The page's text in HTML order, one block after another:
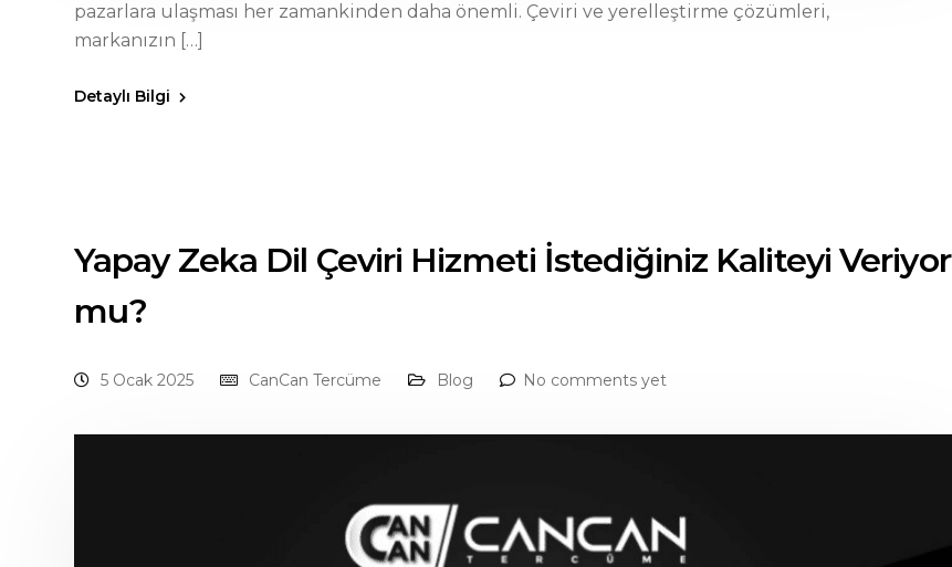
pazarlara ulaşması her zamankinden daha önemli. Çeviri ve yerelleştirme çözümleri,
markanızın […]
Detaylı Bilgi
Yapay Zeka Dil Çeviri Hizmeti İstediğiniz Kaliteyi Veriyor
mu?
5 Ocak 2025 CanCan Tercüme Blog No comments yet